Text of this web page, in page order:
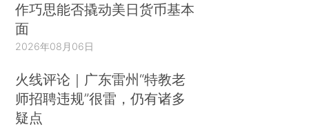
作巧思能否撬动美日货币基本
面
2026年08月06日
火线评论｜广东雷州“特教老
师招聘违规”很雷，仍有诸多
疑点